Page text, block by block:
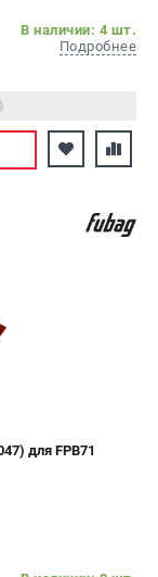
В наличии: 4 шт.
Подробнее
для FPB71